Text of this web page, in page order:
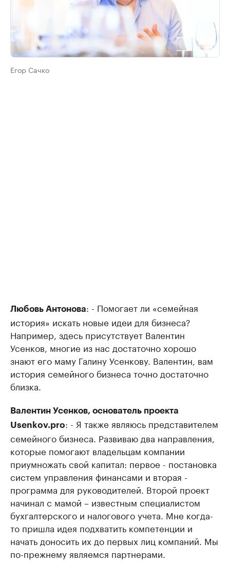
Егор Сачко
Любовь Антонова: - Помогает ли «семейная
история» искать новые идеи для бизнеса?
Например, здесь присутствует Валентин
Усенков, многие из нас достаточно хорошо
знают его маму Галину Усенкову. Валентин, вам
история семейного бизнеса точно достаточно
близка.
Валентин Усенков, основатель проекта
Usenkov.pro: - Я также являюсь представителем
семейного бизнеса. Развиваю два направления,
которые помогают владельцам компании
приумножать свой капитал: первое - постановка
систем управления финансами и вторая -
программа для руководителей. Второй проект
начинал с мамой – известным специалистом
бухгалтерского и налогового учета. Мне когда-
то пришла идея подхватить компетенции и
начать доносить их до первых лиц компаний. Мы
по-прежнему являемся партнерами.